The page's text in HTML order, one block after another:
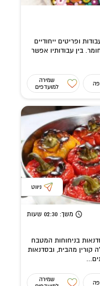
ופריטים ייחודיים
בין עבודותיו אפשר
שמירה
למועדפים
ניווט
משך: 02:30 שעות
בניחוחות המטבח
קורין מהבית, ובסדנאות
שמירה